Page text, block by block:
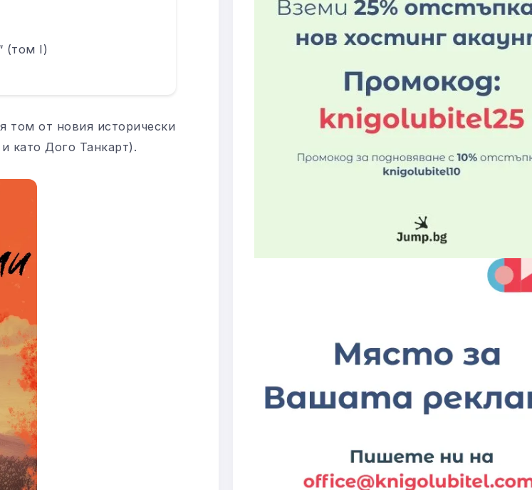
(том I)
том от новия исторически
като Дого Танкарт).